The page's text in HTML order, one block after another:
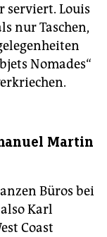
serviert. Louis
nur Taschen,
Nomades“
Martin
Büros bei
Karl
Coast